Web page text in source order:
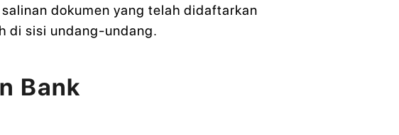
dokumen yang telah didaftarkan
di sisi undang-undang.
Bank